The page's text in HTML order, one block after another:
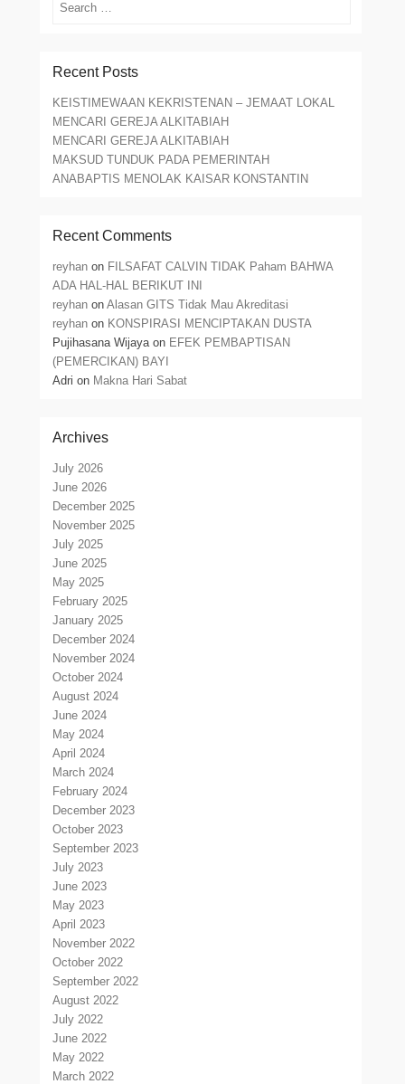
Recent Posts
KEISTIMEWAAN KEKRISTENAN – JEMAAT LOKAL
MENCARI GEREJA ALKITABIAH
MENCARI GEREJA ALKITABIAH
MAKSUD TUNDUK PADA PEMERINTAH
ANABAPTIS MENOLAK KAISAR KONSTANTIN
Recent Comments
reyhan on FILSAFAT CALVIN TIDAK Paham BAHWA
ADA HAL-HAL BERIKUT INI
reyhan onAlasan GITS Tidak Mau Akreditasi
reyhan on KONSPIRASI MENCIPTAKAN DUSTA
Pujihasana Wijayaon EFEK PEMBAPTISAN
(PEMERCIKAN) BAYI
Adri on Makna Hari Sabat
Archives
July 2026
June 2026
December 2025
November 2025
July 2025
June 2025
May 2025
February 2025
January 2025
December 2024
November 2024
October 2024
August 2024
June 2024
May 2024
April 2024
March 2024
February 2024
December 2023
October 2023
September 2023
July 2023
June 2023
May 2023
April 2023
November 2022
October 2022
September 2022
August 2022
July 2022
June 2022
May 2022
March 2022